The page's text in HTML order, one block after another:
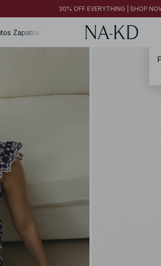
FINAL SALE | SHOP NOW
FINAL SALE | SHOP NOW
30% OFF EVERYTHING | SHOP NOW
Zapatos